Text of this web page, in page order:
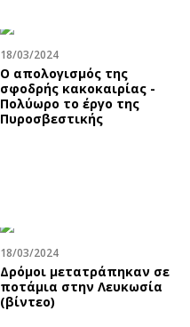
18/03/2024
Ο απολογισμός της
σφοδρής κακοκαιρίας -
Πολύωρο το έργο της
Πυροσβεστικής
18/03/2024
Δρόμοι μετατράπηκαν σε
ποτάμια στην Λευκωσία
(βίντεο)